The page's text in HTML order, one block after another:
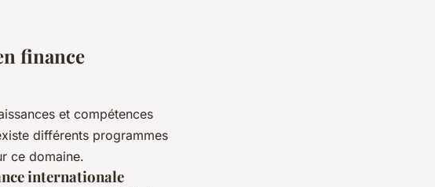
finance
et compétences
différents programmes
ce domaine.
internationale